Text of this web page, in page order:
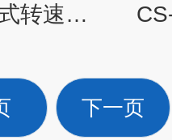
QBJ-CS-1型磁电式转速传感器
下一页